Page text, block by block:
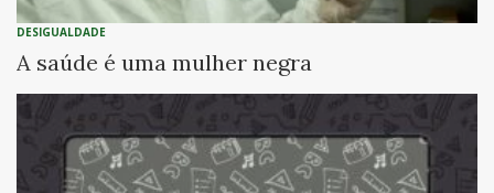
DESIGUALDADE
A saúde é uma mulher negra